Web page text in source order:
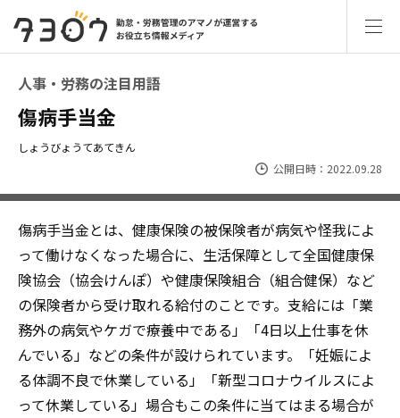
人事・労務の注目用語
傷病手当金
しょうびょうてあてきん
公開日時：2022.09.28
傷病手当金とは、健康保険の被保険者が病気や怪我によ
って働けなくなった場合に、生活保障として全国健康保
険協会（協会けんぽ）や健康保険組合（組合健保）など
の保険者から受け取れる給付のことです。支給には「業
務外の病気やケガで療養中である」「4日以上仕事を休
んでいる」などの条件が設けられています。「妊娠によ
る体調不良で休業している」「新型コロナウイルスによ
って休業している」場合もこの条件に当てはまる場合が